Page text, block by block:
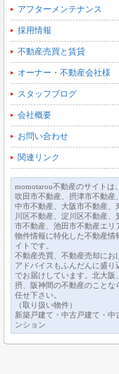
アフターメンテナンス
採用情報
不動産売買と賃貸
オーナー・不動産会社様
スタッフブログ
会社概要
お問い合わせ
関連リンク
momotarou不動産のサイトは、
吹田市不動産、摂津市不動産
中市不動産、大阪市不動産、
川区不動産、淀川区不動産、
市不動産、池田市不動産エリ
物件情報に特化した不動産情
イトです。
不動産売買、不動産売却にお
アドバイスもふんだんに盛り
でお届けしています。北大阪
摂、阪神間の不動産のことな
任せ下さい。
（取り扱い物件）
新築戸建て・中古戸建て・中
ンション